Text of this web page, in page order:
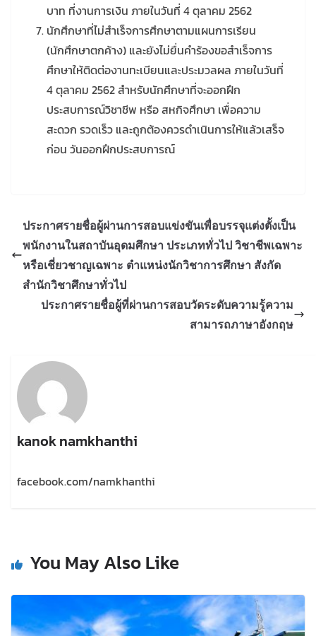
บาท ที่งานการเงิน ภายในวันที่ 4 ตุลาคม 2562
นักศึกษาที่ไม่สำเร็จการศึกษาตามแผนการเรียน
(นักศึกษาตกค้าง) และยังไม่ยื่นคำร้องขอสำเร็จการ
ศึกษาให้ติดต่องานทะเบียนและประมวลผล ภายในวันที่
4 ตุลาคม 2562 สำหรับนักศึกษาที่จะออกฝึก
ประสบการณ์วิชาชีพ หรือ สหกิจศึกษา เพื่อความ
สะดวก รวดเร็ว และถูกต้องควรดำเนินการให้แล้วเสร็จ
ก่อน วันออกฝึกประสบการณ์
ประกาศรายชื่อผู้ผ่านการสอบแข่งขันเพื่อบรรจุแต่งตั้งเป็น
พนักงานในสถาบันอุดมศึกษา ประเภททั่วไป วิชาชีพเฉพาะ
หรือเชี่ยวชาญเฉพาะ ตำแหน่งนักวิชาการศึกษา สังกัด
สำนักวิชาศึกษาทั่วไป
ประกาศรายชื่อผู้ที่ผ่านการสอบวัดระดับความรู้ความ
สามารถภาษาอังกฤษ
kanok namkhanthi
facebook.com/namkhanthi
You May Also Like